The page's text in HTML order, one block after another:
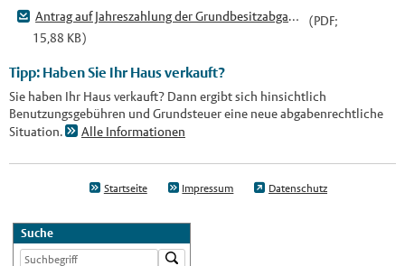
Antrag auf Jahreszahlung der Grundbesitzabgaben
(PDF;
15,88 KB)
Tipp: Haben Sie Ihr Haus verkauft?
Sie haben Ihr Haus verkauft? Dann ergibt sich hinsichtlich
Benutzungsgebühren und Grundsteuer eine neue abgabenrechtliche
Situation.
Alle Informationen
Startseite Impressum Datenschutz
Suche